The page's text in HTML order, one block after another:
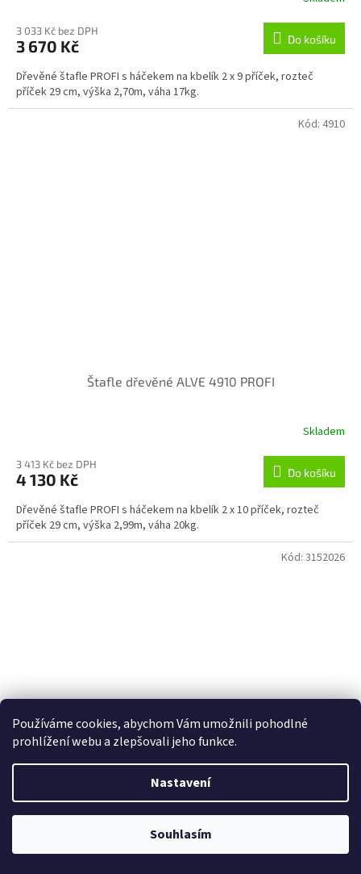
Používáme cookies, abychom Vám umožnili pohodlné
prohlížení webu a zlepšovali jeho funkce.
Nastavení
Souhlasím
3 033 Kč bez DPH
3 670 Kč Do košíku
Dřevěné štafle PROFI s háčekem na kbelík 2 x 9 příček, rozteč
příček 29 cm, výška 2,70m, váha 17kg.
Štafle dřevěné ALVE 4910 PROFI
Skladem
3 413 Kč bez DPH
4 130 Kč Do košíku
Dřevěné štafle PROFI s háčekem na kbelík 2 x 10 příček, rozteč
příček 29 cm, výška 2,99m, váha 20kg.
Kód: 4910
Štafle malířské dřevěné 10 příček 342 cm
Kód: 3152026